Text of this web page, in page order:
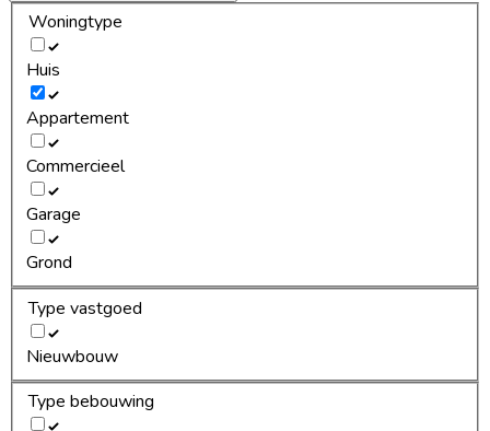
Woningtype
Huis
Appartement
Commercieel
Garage
Grond
Type vastgoed
Nieuwbouw
Type bebouwing